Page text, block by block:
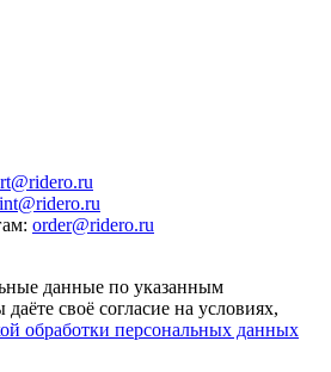
: order@ridero.ru
данные по указанным
своё согласие на условиях,
обработки персональных данных